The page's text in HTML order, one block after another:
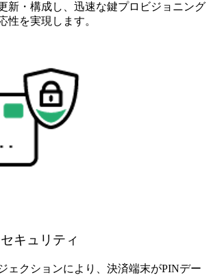
新・構成し、迅速な鍵プロビジョニング
性を実現します。
キュリティ
ェクションにより、決済端末がPINデー